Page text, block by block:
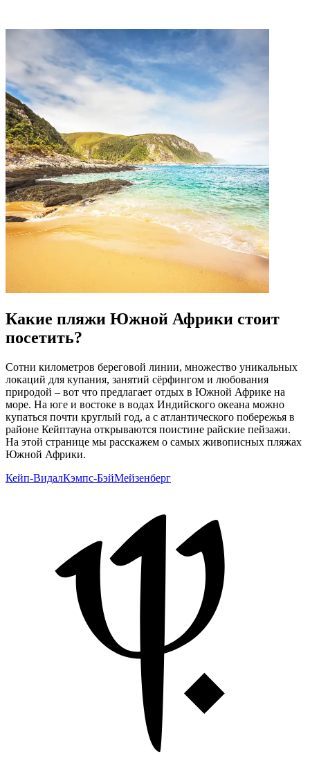
Какие пляжи Южной Африки стоит
посетить?
Сотни километров береговой линии, множество уникальных
локаций для купания, занятий сёрфингом и любования
природой – вот что предлагает отдых в Южной Африке на
море. На юге и востоке в водах Индийского океана можно
купаться почти круглый год, а с атлантического побережья в
районе Кейптауна открываются поистине райские пейзажи.
На этой странице мы расскажем о самых живописных пляжах
Южной Африки.
Кейп-ВидалКэмпс-БэйМейзенберг